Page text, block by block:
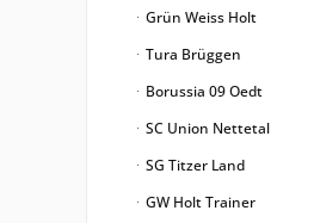
Grün Weiss Holt
Tura Brüggen
Borussia 09 Oedt
SC Union Nettetal
SG Titzer Land
GW Holt Trainer